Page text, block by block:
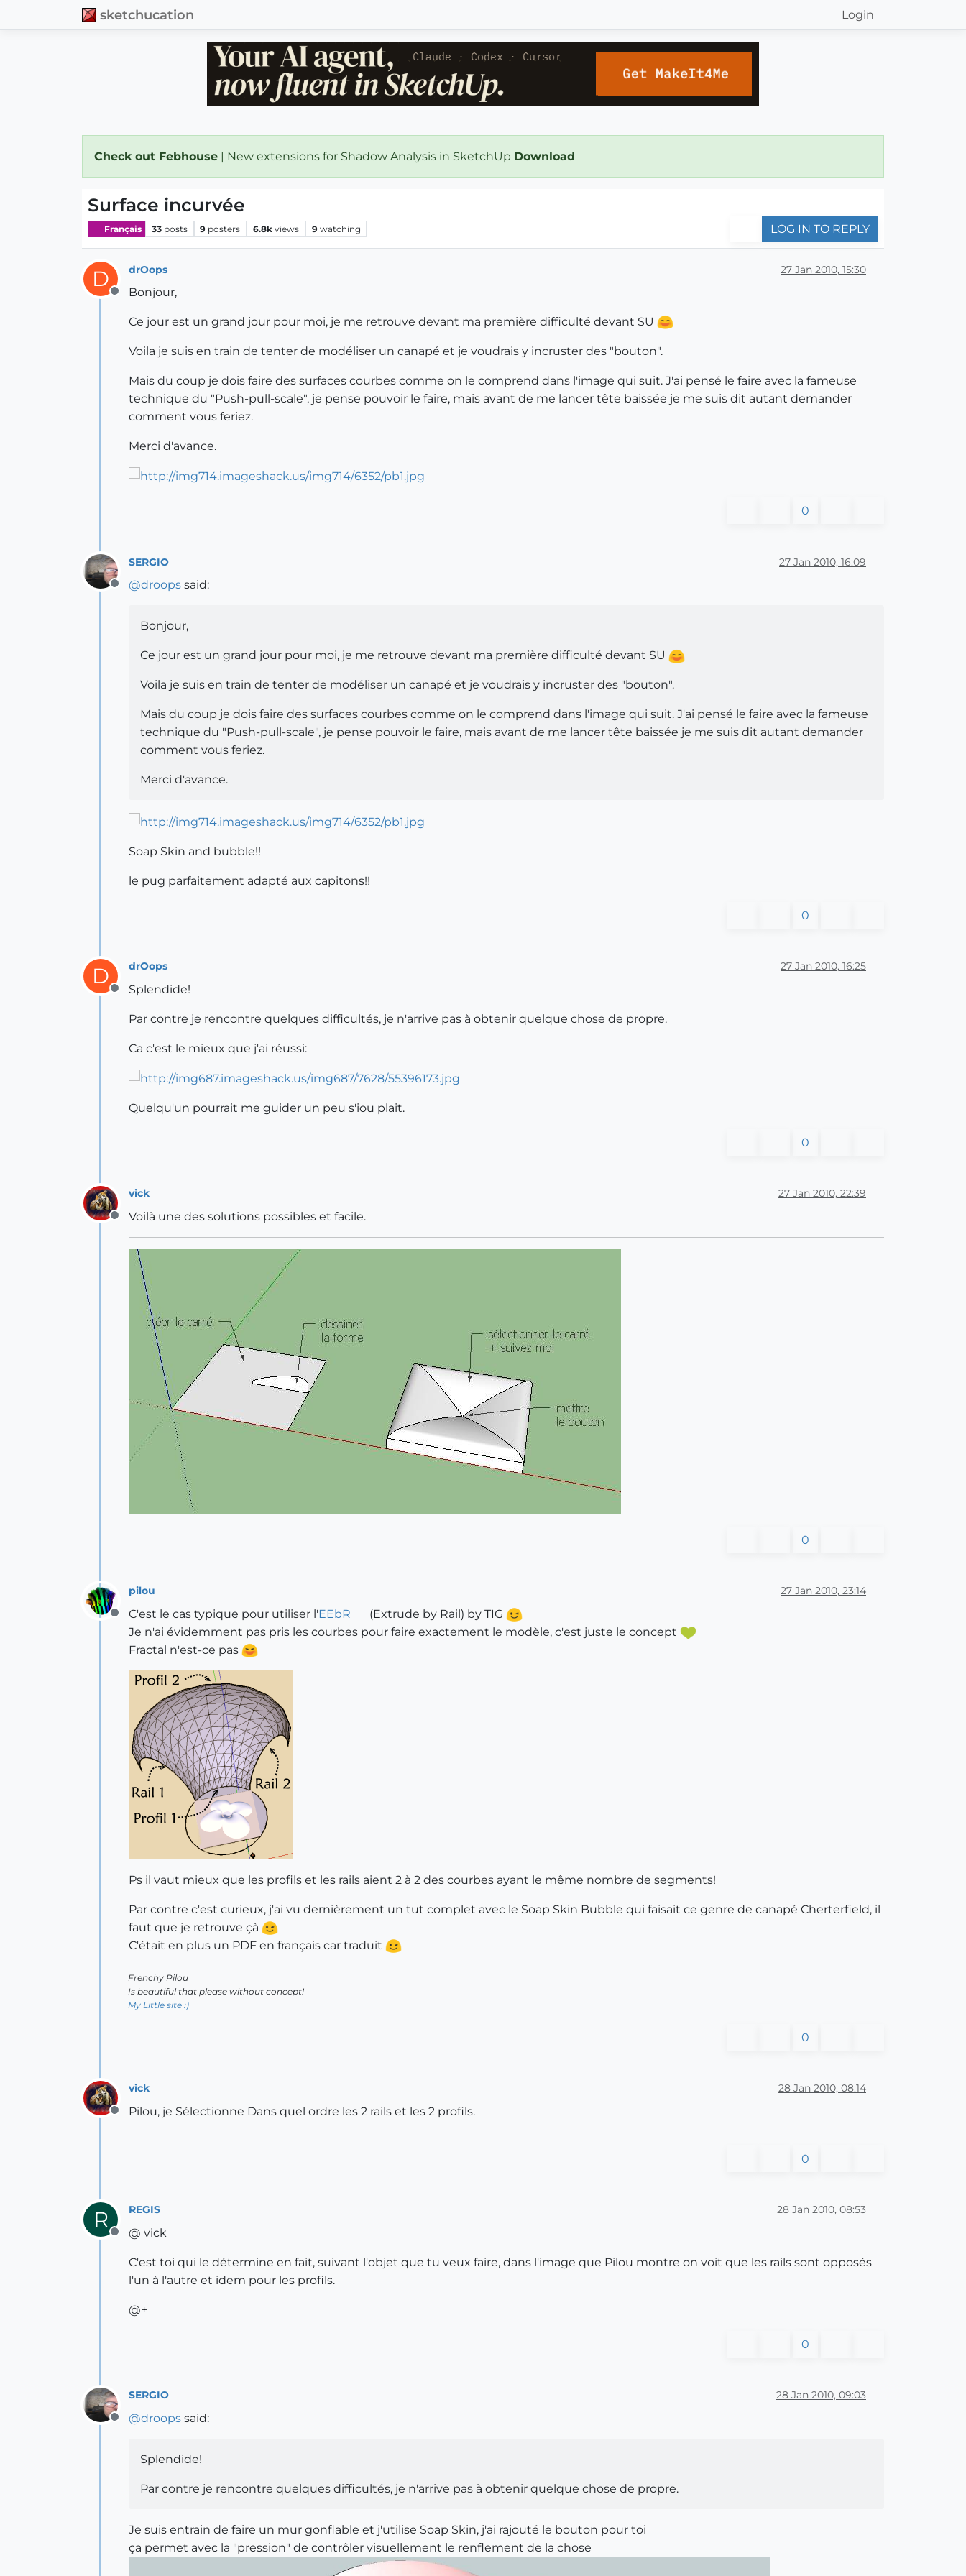
sketchucation Login
Check out Febhouse | New extensions for Shadow Analysis in SketchUp Download
Surface incurvée
Français 33 posts 9 posters 6.8k views 9 watching LOG IN TO REPLY
D
Offline
drOops 27 Jan 2010, 15:30
Bonjour,
Ce jour est un grand jour pour moi, je me retrouve devant ma première difficulté devant SU
Voila je suis en train de tenter de modéliser un canapé et je voudrais y incruster des "bouton".
Mais du coup je dois faire des surfaces courbes comme on le comprend dans l'image qui suit. J'ai pensé le faire avec la fameuse
technique du "Push-pull-scale", je pense pouvoir le faire, mais avant de me lancer tête baissée je me suis dit autant demander
comment vous feriez.
Merci d'avance.
0
Offline
SERGIO 27 Jan 2010, 16:09
@droops said:
Bonjour,
Ce jour est un grand jour pour moi, je me retrouve devant ma première difficulté devant SU
Voila je suis en train de tenter de modéliser un canapé et je voudrais y incruster des "bouton".
Mais du coup je dois faire des surfaces courbes comme on le comprend dans l'image qui suit. J'ai pensé le faire avec la fameuse
technique du "Push-pull-scale", je pense pouvoir le faire, mais avant de me lancer tête baissée je me suis dit autant demander
comment vous feriez.
Merci d'avance.
Soap Skin and bubble!!
le pug parfaitement adapté aux capitons!!
0
D
Offline
drOops 27 Jan 2010, 16:25
Splendide!
Par contre je rencontre quelques difficultés, je n'arrive pas à obtenir quelque chose de propre.
Ca c'est le mieux que j'ai réussi:
Quelqu'un pourrait me guider un peu s'iou plait.
0
Offline
vick 27 Jan 2010, 22:39
Voilà une des solutions possibles et facile.
0
Offline
pilou 27 Jan 2010, 23:14
C'est le cas typique pour utiliser l'EEbR
(Extrude by Rail) by TIG
Je n'ai évidemment pas pris les courbes pour faire exactement le modèle, c'est juste le concept
Fractal n'est-ce pas
Ps il vaut mieux que les profils et les rails aient 2 à 2 des courbes ayant le même nombre de segments!
Par contre c'est curieux, j'ai vu dernièrement un tut complet avec le Soap Skin Bubble qui faisait ce genre de canapé Cherterfield, il
faut que je retrouve çà
C'était en plus un PDF en français car traduit
Frenchy Pilou
Is beautiful that please without concept!
My Little site :)
0
Offline
vick 28 Jan 2010, 08:14
Pilou, je Sélectionne Dans quel ordre les 2 rails et les 2 profils.
0
R
Offline
REGIS 28 Jan 2010, 08:53
@ vick
C'est toi qui le détermine en fait, suivant l'objet que tu veux faire, dans l'image que Pilou montre on voit que les rails sont opposés
l'un à l'autre et idem pour les profils.
@+
0
Offline
SERGIO 28 Jan 2010, 09:03
@droops said:
Splendide!
Par contre je rencontre quelques difficultés, je n'arrive pas à obtenir quelque chose de propre.
Je suis entrain de faire un mur gonflable et j'utilise Soap Skin, j'ai rajouté le bouton pour toi
ça permet avec la "pression" de contrôler visuellement le renflement de la chose